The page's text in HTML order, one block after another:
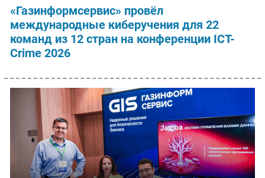
«Газинформсервис» провёл
международные киберучения для 22
команд из 12 стран на конференции ICT-
Crime 2026